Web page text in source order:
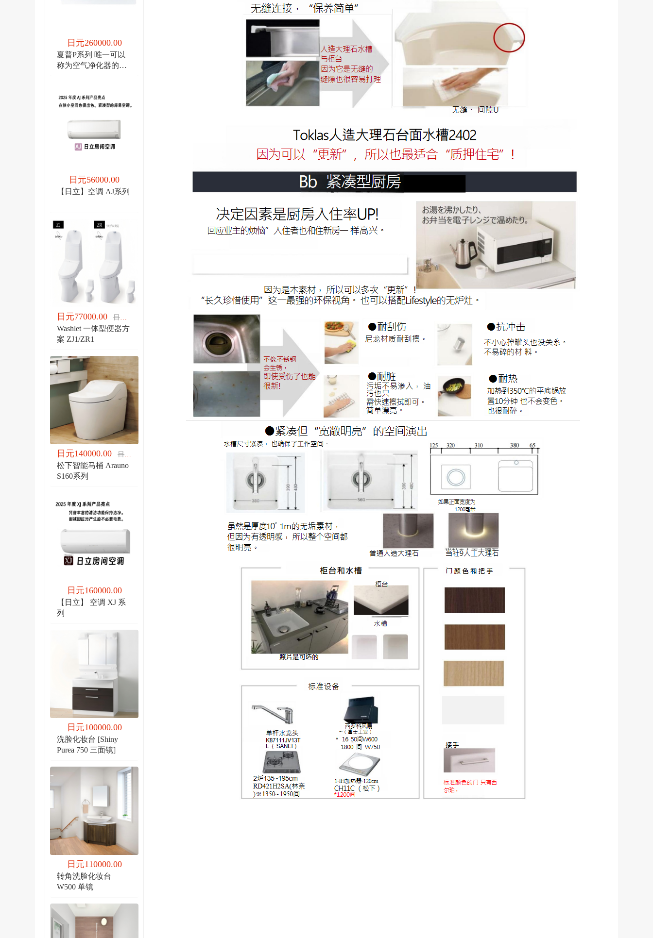
日元260000.00
夏普P系列 唯一可以
称为空气净化器的空
日元56000.00
【日立】空调 AJ系列
日元77000.00 日元77000.00
Washlet 一体型便器方
案 ZJ1/ZR1
日元140000.00 日元140000.00
松下智能马桶 Arauno
S160系列
日元160000.00
【日立】 空调 XJ 系
列
日元100000.00
洗脸化妆台 [Shiny
Purea 750 三面镜]
日元110000.00
转角洗脸化妆台
W500 单镜